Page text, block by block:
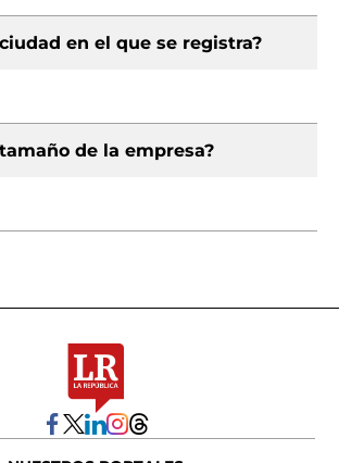
en el que se registra?
de la empresa?